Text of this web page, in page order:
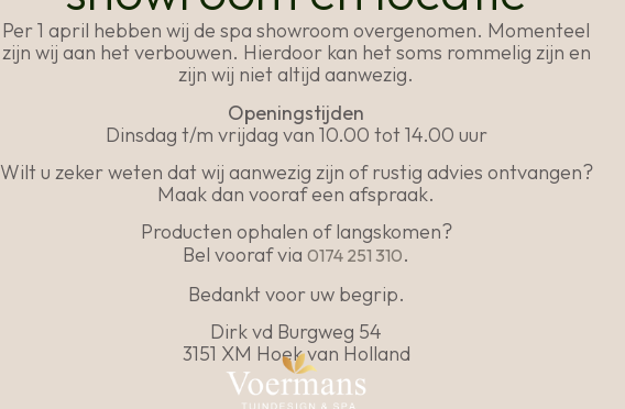
Per 1 april hebben wij de spa showroom overgenomen. Momenteel
zijn wij aan het verbouwen. Hierdoor kan het soms rommelig zijn en
zijn wij niet altijd aanwezig.
Openingstijden
Dinsdag t/m vrijdag van 10.00 tot 14.00 uur
Wilt u zeker weten dat wij aanwezig zijn of rustig advies ontvangen?
Maak dan vooraf een afspraak.
Producten ophalen of langskomen?
Bel vooraf via 0174 251 310.
Bedankt voor uw begrip.
Dirk vd Burgweg 54
3151 XM Hoek van Holland